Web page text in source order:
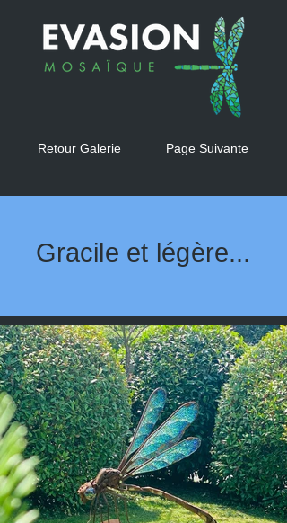
Retour Galerie Page Suivante
Gracile et légère...